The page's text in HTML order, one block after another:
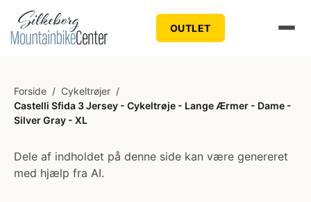
OUTLET
Forside / Cykeltrøjer /
Castelli Sfida 3 Jersey - Cykeltrøje - Lange Ærmer - Dame -
Silver Gray - XL
Dele af indholdet på denne side kan være genereret
med hjælp fra AI.